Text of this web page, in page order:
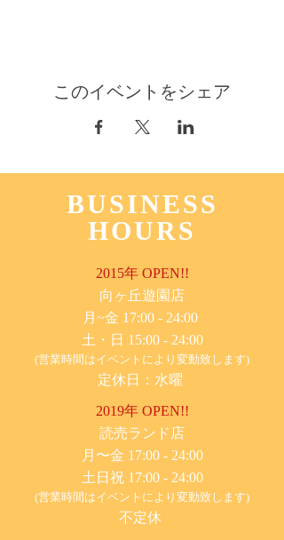
このイベントをシェア
BUSINESS
HOURS
2015年 OPEN!!
​向ヶ丘遊園店
月~金 17:00 - 24:00
土・日 15:00 - 24:00
(営業時間はイベントにより変動致します)
定休日：水曜
2019年 OPEN!!
​読売ランド店
月〜金 17:00 - 24:00
土日祝 17:00 - 24:00
(営業時間はイベントにより変動致します)
不定休